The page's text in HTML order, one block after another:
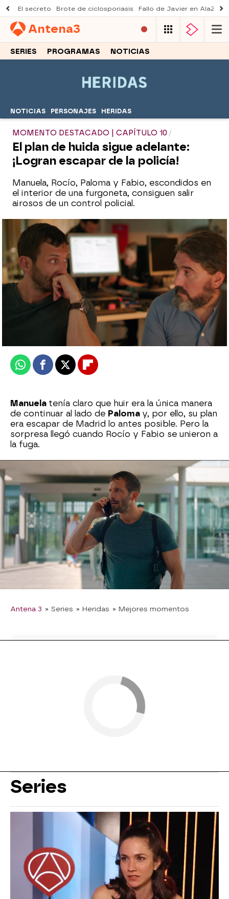
El secreto Brote de ciclosporiasis Fallo de Javier en AlaZ
Antena3
SERIES PROGRAMAS NOTICIAS
NOTICIAS PERSONAJES HERIDAS
MOMENTO DESTACADO | CAPÍTULO 10
El plan de huida sigue adelante:
¡Logran escapar de la policía!
Manuela, Rocío, Paloma y Fabio, escondidos en
el interior de una furgoneta, consiguen salir
airosos de un control policial.
Paloma se niega a volver con Yolanda: “Yo
no soy tu hija”
Roberto Fernández Ferreira
Publicado: 15 de junio de 2023, 23:06
WhatsappFacebook
X Flipboard
Manuela tenía claro que huir era la única manera
de continuar al lado de Paloma y, por ello, su plan
era escapar de Madrid lo antes posible. Pero la
sorpresa llegó cuando Rocío y Fabio se unieron a
la fuga.
Todo parecía transcurrir acorde a sus intereses,
pero
Héctorestá complicando las cosas.
Sabiendo que están intentando marcharse lejos
de la capital, la policía ha desplegado controles
en todas las salidas.
Sin embargo, a todos se les heló la sangre al ver
que las autoridades pararon el furgón en el que
iban escondidos. Esta vez, por suerte, les ha
salido bien la jugada.¿Conseguirán empezar de
cero lejos de todos?
Antena 3 » Series » Heridas » Mejores momentos
Series